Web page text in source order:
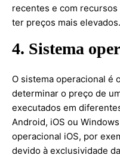
recentes e com
ter preços mais elevados.
4. Sistema
O sistema operacional é
determinar o preço de
executados em
Android, iOS ou
operacional iOS, por
devido à exclusividade